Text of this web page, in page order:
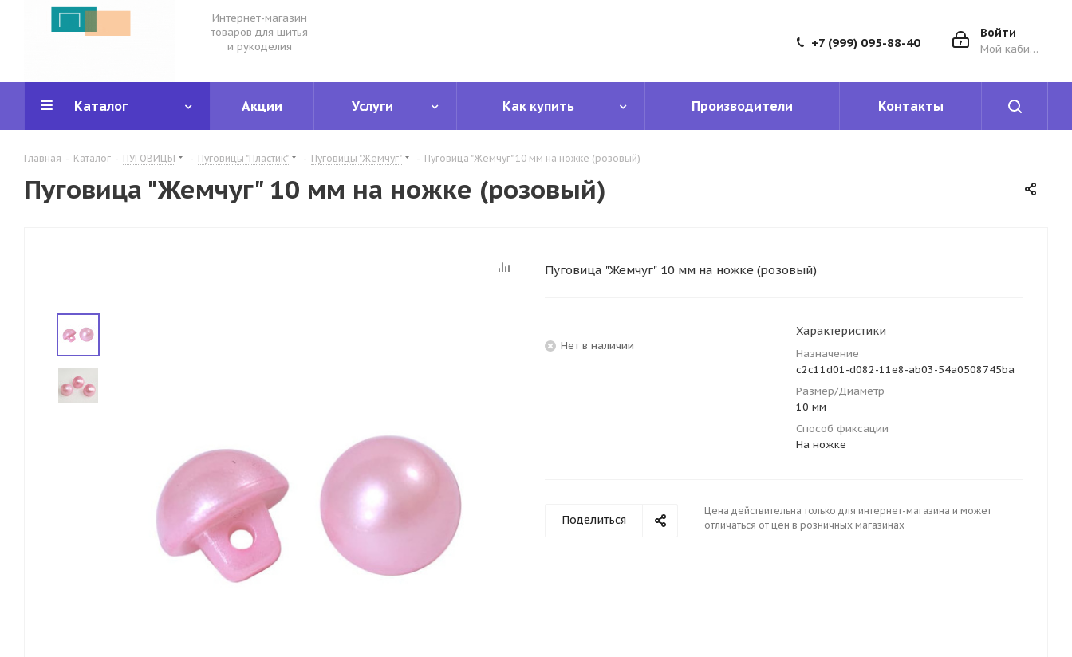
Интернет-магазин
товаров для шитья
и рукоделия
Войти
Мой кабинет
+7 (999) 095-88-40
Каталог Акции Услуги Как купить Производители Контакты
Главная - Каталог - ПУГОВИЦЫ - Пуговицы "Пластик" - Пуговицы "Жемчуг" - Пуговица "Жемчуг" 10 мм на ножке (розовый)
Пуговица "Жемчуг" 10 мм на ножке (розовый)
Пуговица "Жемчуг" 10 мм на ножке (розовый)
Нет в наличии
Характеристики
Назначение
c2c11d01-d082-11e8-ab03-54a0508745ba
Размер/Диаметр
10 мм
Способ фиксации
На ножке
Поделиться
Цена действительна только для интернет-магазина и может
отличаться от цен в розничных магазинах